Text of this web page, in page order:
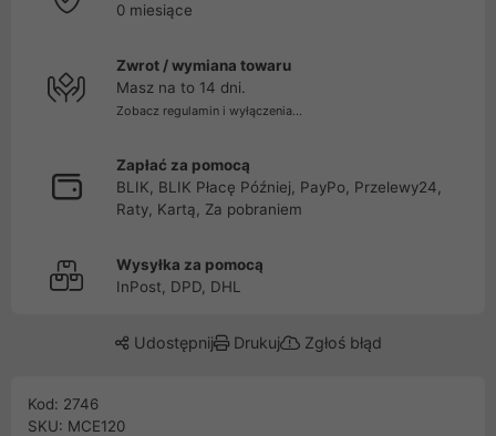
0 miesiące
Zwrot / wymiana towaru
Masz na to 14 dni.
Zobacz regulamin i wyłączenia...
Zapłać za pomocą
BLIK, BLIK Płacę Później, PayPo, Przelewy24,
Raty, Kartą, Za pobraniem
Wysyłka za pomocą
InPost, DPD, DHL
Udostępnij Drukuj Zgłoś błąd
Kod: 2746
SKU: MCE120